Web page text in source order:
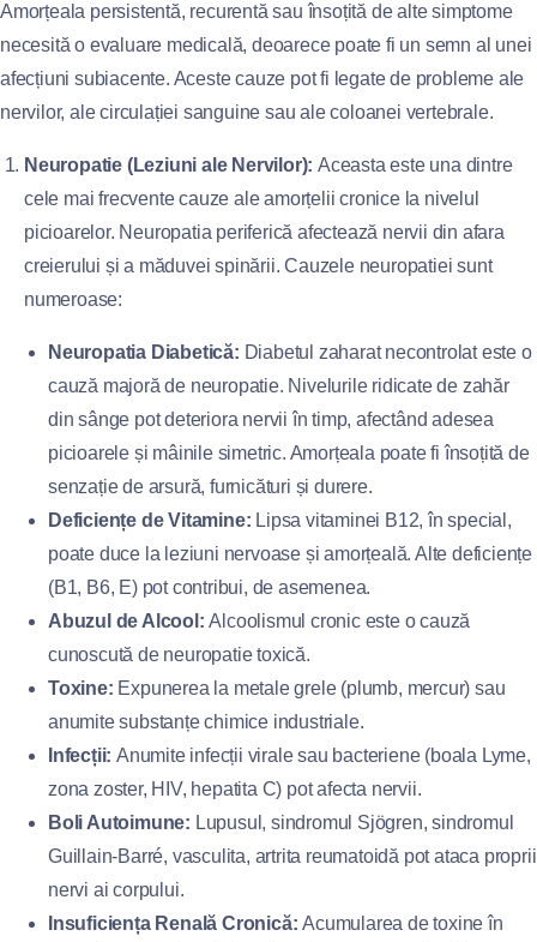
Amorțeala persistentă, recurentă sau însoțită de alte simptome
necesită o evaluare medicală, deoarece poate fi un semn al unei
afecțiuni subiacente. Aceste cauze pot fi legate de probleme ale
nervilor, ale circulației sanguine sau ale coloanei vertebrale.
Neuropatie (Leziuni ale Nervilor): Aceasta este una dintre
cele mai frecvente cauze ale amorțelii cronice la nivelul
picioarelor. Neuropatia periferică afectează nervii din afara
creierului și a măduvei spinării. Cauzele neuropatiei sunt
numeroase:
Neuropatia Diabetică: Diabetul zaharat necontrolat este o
cauză majoră de neuropatie. Nivelurile ridicate de zahăr
din sânge pot deteriora nervii în timp, afectând adesea
picioarele și mâinile simetric. Amorțeala poate fi însoțită de
senzație de arsură, furnicături și durere.
Deficiențe de Vitamine: Lipsa vitaminei B12, în special,
poate duce la leziuni nervoase și amorțeală. Alte deficiențe
(B1, B6, E) pot contribui, de asemenea.
Abuzul de Alcool: Alcoolismul cronic este o cauză
cunoscută de neuropatie toxică.
Toxine: Expunerea la metale grele (plumb, mercur) sau
anumite substanțe chimice industriale.
Infecții: Anumite infecții virale sau bacteriene (boala Lyme,
zona zoster, HIV, hepatita C) pot afecta nervii.
Boli Autoimune: Lupusul, sindromul Sjögren, sindromul
Guillain-Barré, vasculita, artrita reumatoidă pot ataca proprii
nervi ai corpului.
Insuficiența Renală Cronică: Acumularea de toxine în